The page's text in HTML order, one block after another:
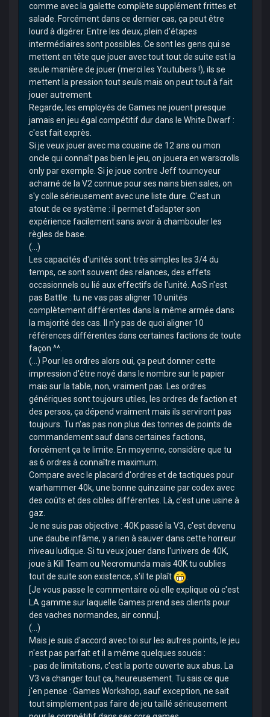
comme avec la galette complète supplément frittes et
salade. Forcément dans ce dernier cas, ça peut être
lourd à digérer. Entre les deux, plein d'étapes
intermédiaires sont possibles. Ce sont les gens qui se
mettent en tête que jouer avec tout tout de suite est la
seule manière de jouer (merci les Youtubers !), ils se
mettent la pression tout seuls mais on peut tout à fait
jouer autrement.
Regarde, les employés de Games ne jouent presque
jamais en jeu égal compétitif dur dans le White Dwarf :
c'est fait exprès.
Si je veux jouer avec ma cousine de 12 ans ou mon
oncle qui connaît pas bien le jeu, on jouera en warscrolls
only par exemple. Si je joue contre Jeff tournoyeur
acharné de la V2 connue pour ses nains bien sales, on
s'y colle sérieusement avec une liste dure. C'est un
atout de ce système : il permet d'adapter son
expérience facilement sans avoir à chambouler les
règles de base.
(...)
Les capacités d'unités sont très simples les 3/4 du
temps, ce sont souvent des relances, des effets
occasionnels ou lié aux effectifs de l'unité. AoS n'est
pas Battle : tu ne vas pas aligner 10 unités
complètement différentes dans la même armée dans
la majorité des cas. Il n'y pas de quoi aligner 10
références différentes dans certaines factions de toute
façon ^^.
(...) Pour les ordres alors oui, ça peut donner cette
impression d'être noyé dans le nombre sur le papier
mais sur la table, non, vraiment pas. Les ordres
génériques sont toujours utiles, les ordres de faction et
des persos, ça dépend vraiment mais ils serviront pas
toujours. Tu n'as pas non plus des tonnes de points de
commandement sauf dans certaines factions,
forcément ça te limite. En moyenne, considère que tu
as 6 ordres à connaître maximum.
Compare avec le placard d'ordres et de tactiques pour
warhammer 40k, une bonne quinzaine par codex avec
des coûts et des cibles différentes. Là, c'est une usine à
gaz.
Je ne suis pas objective : 40K passé la V3, c'est devenu
une daube infâme, y a rien à sauver dans cette horreur
niveau ludique. Si tu veux jouer dans l'univers de 40K,
joue à Kill Team ou Necromunda mais 40K tu oublies
tout de suite son existence, s'il te plaît
.
[Je vous passe le commentaire où elle explique où c'est
LA gamme sur laquelle Games prend ses clients pour
des vaches normandes, air connu].
(...)
Mais je suis d'accord avec toi sur les autres points, le jeu
n'est pas parfait et il a même quelques soucis :
- pas de limitations, c'est la porte ouverte aux abus. La
V3 va changer tout ça, heureusement. Tu sais ce que
j'en pense : Games Workshop, sauf exception, ne sait
tout simplement pas faire de jeu taillé sérieusement